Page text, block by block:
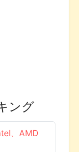
ング
、AMD